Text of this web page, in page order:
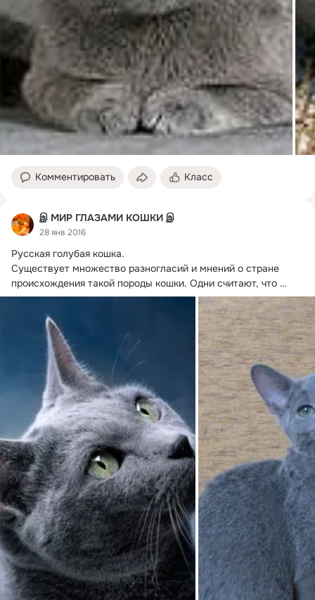
Комментировать Класс
இ МИР ГЛАЗАМИ КОШКИ இ
28 янв 2016
Русская голубая кошка.
Существует множество разногласий и мнений о стране
происхождения такой породы кошки. Одни считают, что
представительницы...